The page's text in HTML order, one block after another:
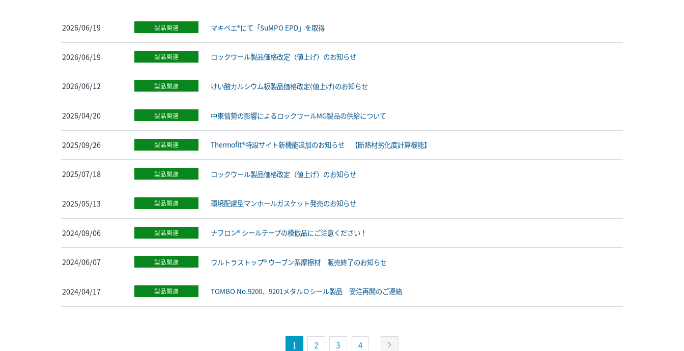
2026/06/19 製品関連 マキベエ®にて「SuMPO EPD」を取得
2026/06/19 製品関連 ロックウール製品価格改定（値上げ）のお知らせ
2026/06/12 製品関連 けい酸カルシウム板製品価格改定(値上げ)のお知らせ
2026/04/20 製品関連 中東情勢の影響によるロックウールMG製品の供給について
2025/09/26 製品関連 Thermofit®特設サイト新機能追加のお知らせ 【断熱材劣化度計算機能】
2025/07/18 製品関連 ロックウール製品価格改定（値上げ）のお知らせ
2025/05/13 製品関連 環境配慮型マンホールガスケット発売のお知らせ
2024/09/06 製品関連 ナフロン® シールテープの模倣品にご注意ください！
2024/06/07 製品関連 ウルトラストップ® ウーブン系摩擦材 販売終了のお知らせ
2024/04/17 製品関連 TOMBO No.9200、9201メタルＯシール製品 受注再開のご連絡
1 2 3 4